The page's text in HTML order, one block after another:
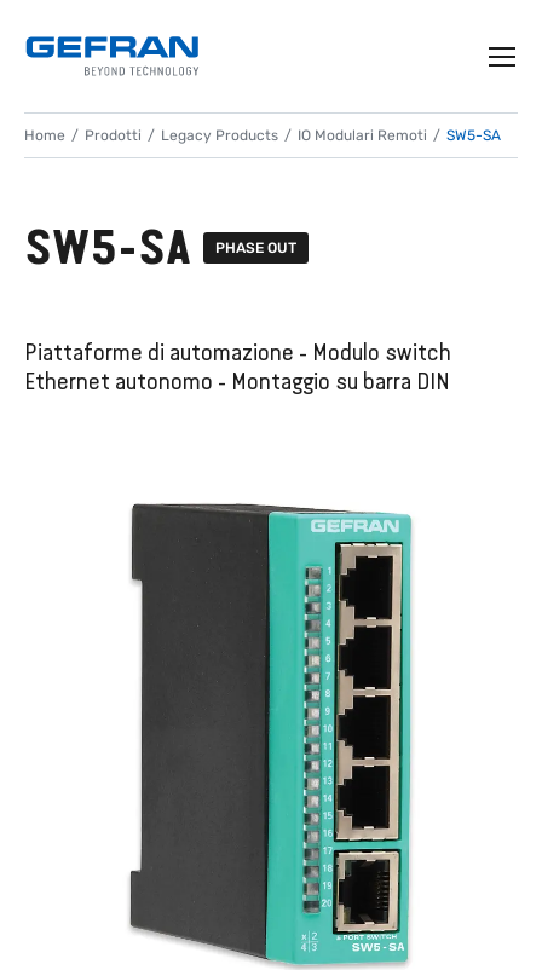
Home Prodotti Legacy Products IO Modulari Remoti SW5-SA
SW5-SA PHASE OUT
Piattaforme di automazione - Modulo switch
Ethernet autonomo - Montaggio su barra DIN